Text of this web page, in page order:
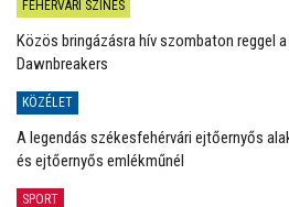
FEHÉRVÁRI SZÍNES
Közös bringázásra hív szombaton reggel
Dawnbreakers
KÖZÉLET
A legendás székesfehérvári ejtőernyős
és ejtőernyős emlékműnél
SPORT